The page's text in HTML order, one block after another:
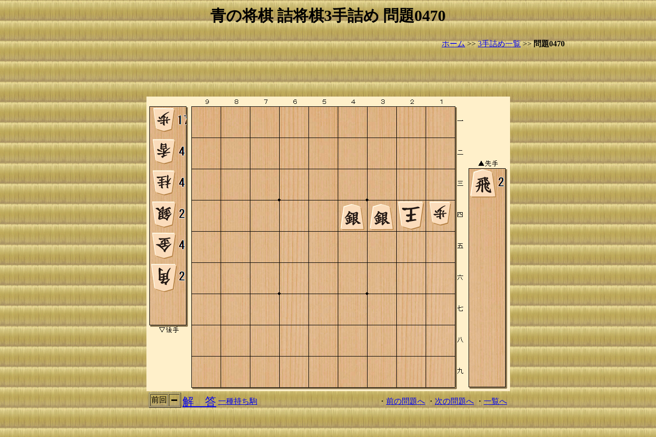
青の将棋 詰将棋3手詰め 問題0470
ホーム>>3手詰め一覧>>問題0470
前回 解 答 一種持ち駒 ・ 前の問題へ・次の問題へ ・ 一覧へ